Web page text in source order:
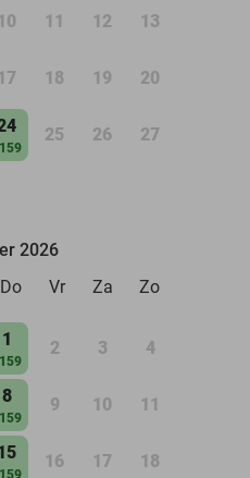
10 11 12 13
17 18 19 20
25 26 27
2026
Do Vr Za Zo
1 2 3 4
8 9 10 11
16 17 18